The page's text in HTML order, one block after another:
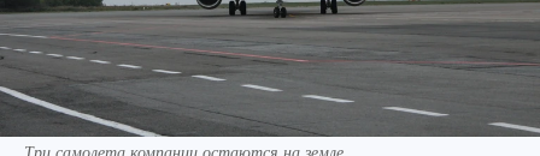
Три самолета компании остаются на земле